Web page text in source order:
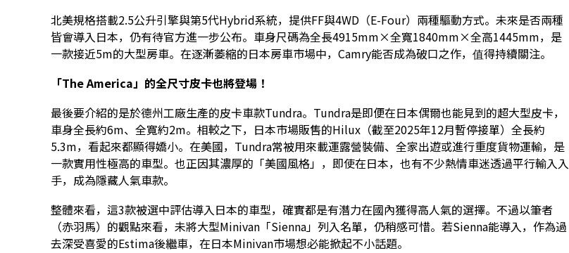
北美規格搭載2.5公升引擎與第5代Hybrid系統，提供FF與4WD（E-Four）兩種驅動方式。未來是否兩種
皆會導入日本，仍有待官方進一步公布。車身尺碼為全長4915mm×全寬1840mm×全高1445mm，是
一款接近5m的大型房車。在逐漸萎縮的日本房車市場中，Camry能否成為破口之作，值得持續關注。
「The America」的全尺寸皮卡也將登場！
最後要介紹的是於德州工廠生產的皮卡車款Tundra。Tundra是即便在日本偶爾也能見到的超大型皮卡，
車身全長約6m、全寬約2m。相較之下，日本市場販售的Hilux（截至2025年12月暫停接單）全長約
5.3m，看起來都顯得嬌小。在美國，Tundra常被用來載運露營裝備、全家出遊或進行重度貨物運輸，是
一款實用性極高的車型。也正因其濃厚的「美國風格」，即使在日本，也有不少熱情車迷透過平行輸入入
手，成為隱藏人氣車款。
整體來看，這3款被選中評估導入日本的車型，確實都是有潛力在國內獲得高人氣的選擇。不過以筆者
（赤羽馬）的觀點來看，未將大型Minivan「Sienna」列入名單，仍稍感可惜。若Sienna能導入，作為過
去深受喜愛的Estima後繼車，在日本Minivan市場想必能掀起不小話題。